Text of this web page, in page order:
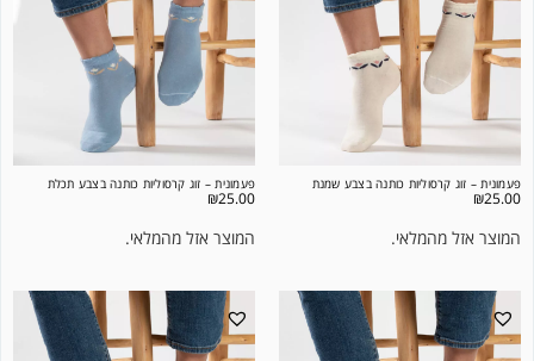
פעמונית – זוג קרסוליות כותנה בצבע שמנת
₪25.00
המוצר אזל מהמלאי.
פעמונית – זוג קרסוליות כותנה בצבע תכלת
₪25.00
המוצר אזל מהמלאי.